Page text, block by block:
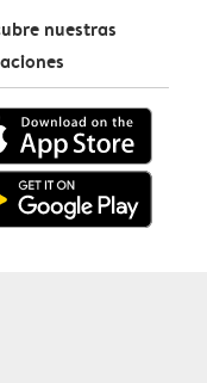
nuestras